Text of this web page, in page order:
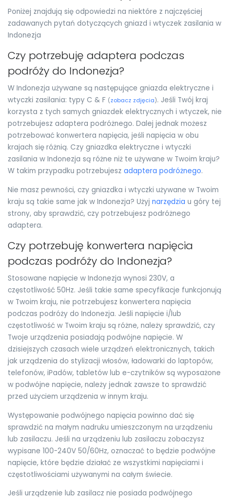
Poniżej znajdują się odpowiedzi na niektóre z najczęściej
zadawanych pytań dotyczących gniazd i wtyczek zasilania w
Indonezja
Czy potrzebuję adaptera podczas
podróży do Indonezja?
W Indonezja używane są następujące gniazda elektryczne i
wtyczki zasilania: typy C & F (zobacz zdjęcia). Jeśli Twój kraj
korzysta z tych samych gniazdek elektrycznych i wtyczek, nie
potrzebujesz adaptera podróżnego. Dalej jednak możesz
potrzebować konwertera napięcia, jeśli napięcia w obu
krajach się różnią. Czy gniazdka elektryczne i wtyczki
zasilania w Indonezja są różne niż te używane w Twoim kraju?
W takim przypadku potrzebujesz adaptera podróżnego.
Nie masz pewności, czy gniazdka i wtyczki używane w Twoim
kraju są takie same jak w Indonezja? Użyj narzędzia u góry tej
strony, aby sprawdzić, czy potrzebujesz podróżnego
adaptera.
Czy potrzebuję konwertera napięcia
podczas podróży do Indonezja?
Stosowane napięcie w Indonezja wynosi 230V, a
częstotliwość 50Hz. Jeśli takie same specyfikacje funkcjonują
w Twoim kraju, nie potrzebujesz konwertera napięcia
podczas podróży do Indonezja. Jeśli napięcie i/lub
częstotliwość w Twoim kraju są różne, należy sprawdzić, czy
Twoje urządzenia posiadają podwójne napięcie. W
dzisiejszych czasach wiele urządzeń elektronicznych, takich
jak urządzenia do stylizacji włosów, ładowarki do laptopów,
telefonów, iPadów, tabletów lub e-czytników są wyposażone
w podwójne napięcie, należy jednak zawsze to sprawdzić
przed użyciem urządzenia w innym kraju.
Występowanie podwójnego napięcia powinno dać się
sprawdzić na małym nadruku umieszczonym na urządzeniu
lub zasilaczu. Jeśli na urządzeniu lub zasilaczu zobaczysz
wypisane 100-240V 50/60Hz, oznaczać to będzie podwójne
napięcie, które będzie działać ze wszystkimi napięciami i
częstotliwościami używanymi na całym świecie.
Jeśli urządzenie lub zasilacz nie posiada podwójnego